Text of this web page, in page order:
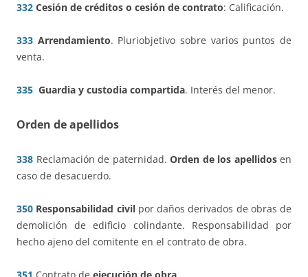
332 Cesión de créditos o cesión de contrato: Calificación.
333 Arrendamiento. Pluriobjetivo sobre varios puntos de
venta.
335 Guardia y custodia compartida. Interés del menor.
Orden de apellidos
338 Reclamación de paternidad. Orden de los apellidosen
caso de desacuerdo.
350 Responsabilidad civilpor daños derivados de obras de
demolición de edificio colindante. Responsabilidad por
hecho ajeno del comitente en el contrato de obra.